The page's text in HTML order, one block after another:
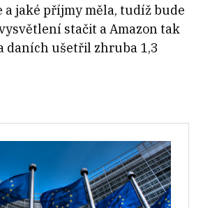
a jaké příjmy měla, tudíž bude
stačit a Amazon tak
daních ušetřil zhruba 1,3